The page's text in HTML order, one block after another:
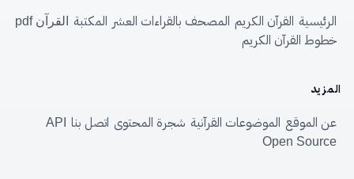
الرئيسية القرآن الكريم المصحف بالقراءات العشر المكتبة القرآن pdf
خطوط القرآن الكريم
المزيد
عن الموقع الموضوعات القرآنية شجرة المحتوى اتصل بنا
API
Open Source